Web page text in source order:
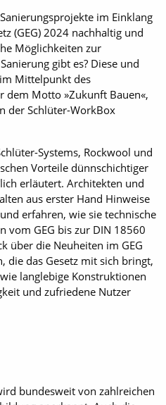
im Einklang
(GEG) 2024 nachhaltig und
Möglichkeiten zur
gibt es? Diese und
Mittelpunkt des
Motto »Zukunft Bauen«,
der Schlüter-WorkBox
Systems, Rockwool und
Vorteile dünnschichtiger
erläutert. Architekten und
aus erster Hand Hinweise
erfahren, wie sie technische
vom GEG bis zur DIN 18560
über die Neuheiten im GEG
die das Gesetz mit sich bringt,
langlebige Konstruktionen
und zufriedene Nutzer
bundesweit von zahlreichen